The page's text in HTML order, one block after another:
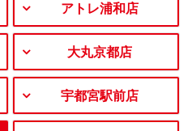
アトレ浦和店
大丸京都店
宇都宮駅前店